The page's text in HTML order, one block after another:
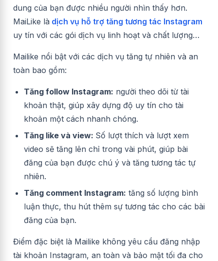
dung của bạn được nhiều người nhìn thấy hơn.
MaiLike là dịch vụ hỗ trợ tăng tương tác Instagram
uy tín với các gói dịch vụ linh hoạt và chất lượng…
Mailike nổi bật với các dịch vụ tăng tự nhiên và an
toàn bao gồm:
Tăng follow Instagram: người theo dõi từ tài
khoản thật, giúp xây dựng độ uy tín cho tài
khoản một cách nhanh chóng.
Tăng like và view: Số lượt thích và lượt xem
video sẽ tăng lên chỉ trong vài phút, giúp bài
đăng của bạn được chú ý và tăng tương tác tự
nhiên.
Tăng comment Instagram: tăng số lượng bình
luận thực, thu hút thêm sự tương tác cho các bài
đăng của bạn.
Điểm đặc biệt là Mailike không yêu cầu đăng nhập
tài khoản Instagram, an toàn và bảo mật tối đa cho